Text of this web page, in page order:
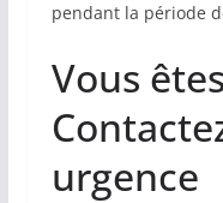
pendant la période
Vous
urgence